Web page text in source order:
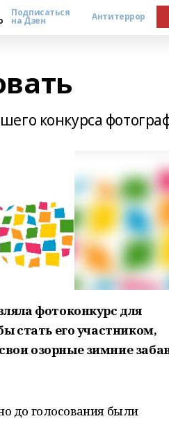
Подписаться
на Дзен Антитеррор
конкурса
фотоконкурс для
стать его участником,
озорные зимние
до голосования были